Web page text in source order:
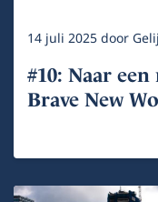
14 juli 2025door
#10: Naar
Brave New